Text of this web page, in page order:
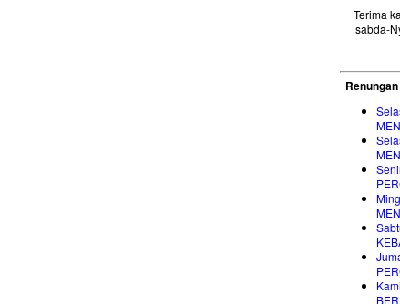
Terima
sabda-